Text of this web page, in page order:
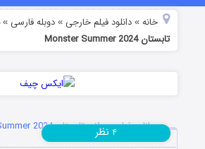
خانه »دانلود فیلم خارجی »دوبله فارسی »
تابستان Monster Summer 2024
دانلود فیلم هیولای تابستان Monster Summer 2024
۴ نظر